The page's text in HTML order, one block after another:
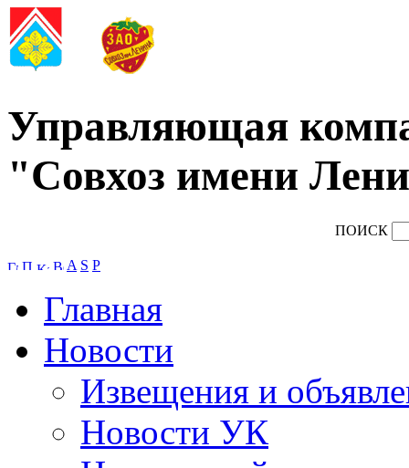
Управляющая
"Совхоз имени
ПОИСК
A S P
Главная
Новости
Извещения и
Новости УК